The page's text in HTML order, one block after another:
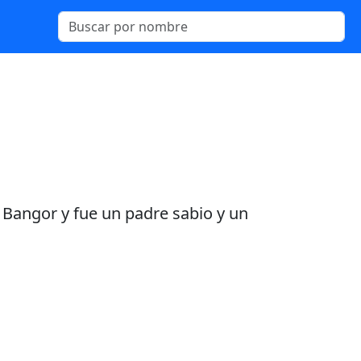
y fue un padre sabio y un